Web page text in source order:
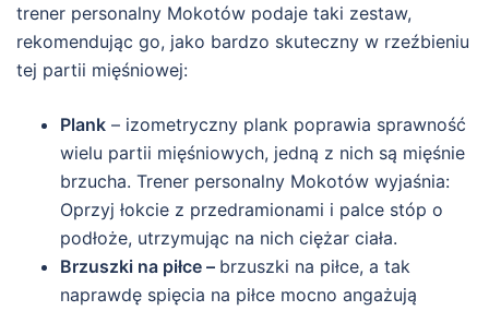
trener personalny Mokotów podaje taki zestaw,
rekomendując go, jako bardzo skuteczny w rzeźbieniu
tej partii mięśniowej:
Plank – izometryczny plank poprawia sprawność
wielu partii mięśniowych, jedną z nich są mięśnie
brzucha. Trener personalny Mokotów wyjaśnia:
Oprzyj łokcie z przedramionami i palce stóp o
podłoże, utrzymując na nich ciężar ciała.
Brzuszki na piłce – brzuszki na piłce, a tak
naprawdę spięcia na piłce mocno angażują